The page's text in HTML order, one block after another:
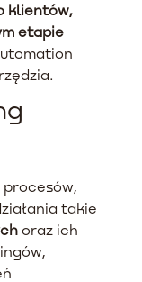
klientów,
etapie
takie
oraz ich